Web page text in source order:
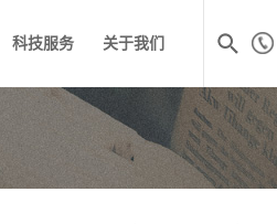
科技服务 关于我们